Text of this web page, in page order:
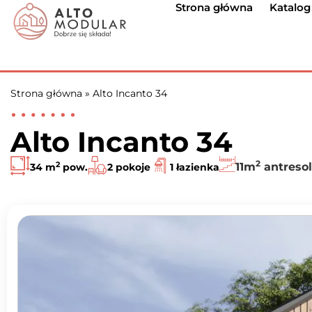
Strona główna
Strona główna » Alto Incanto 34
Alto Incanto 34
34 m2pow. 2 pokoje 1 łazienka 11m2